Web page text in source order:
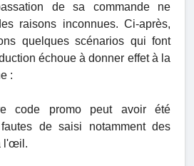
de sa commande ne
raisons inconnues. Ci-après,
quelques scénarios qui font
échoue à donner effet à la
:
code promo peut avoir été
de saisi notamment des
l'œil.